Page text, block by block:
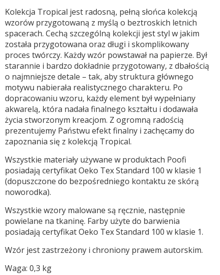
Kolekcja Tropical jest radosną, pełną słońca kolekcją
wzorów przygotowaną z myślą o beztroskich letnich
spacerach. Cechą szczególną kolekcji jest styl w jakim
została przygotowana oraz długi i skomplikowany
proces twórczy. Każdy wzór powstawał na papierze. Był
starannie i bardzo dokładnie przygotowany, z dbałością
o najmniejsze detale – tak, aby struktura głównego
motywu nabierała realistycznego charakteru. Po
dopracowaniu wzoru, każdy element był wypełniany
akwarelą, która nadała finalnego kształtu i dodawała
życia stworzonym kreacjom. Z ogromną radością
prezentujemy Państwu efekt finalny i zachęcamy do
zapoznania się z kolekcją Tropical.
Wszystkie materiały używane w produktach Poofi
posiadają certyfikat Oeko Tex Standard 100 w klasie 1
(dopuszczone do bezpośredniego kontaktu ze skórą
noworodka).
Wszystkie wzory malowane są ręcznie, następnie
powielane na tkaninę. Farby użyte do barwienia
posiadają certyfikat Oeko Tex Standard 100 w klasie 1.
Wzór jest zastrzeżony i chroniony prawem autorskim.
Waga: 0,3 kg